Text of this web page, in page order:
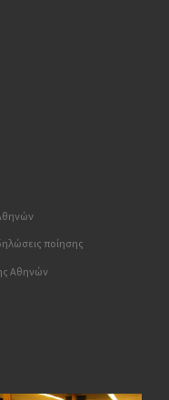
ποίησης
Αθηνών